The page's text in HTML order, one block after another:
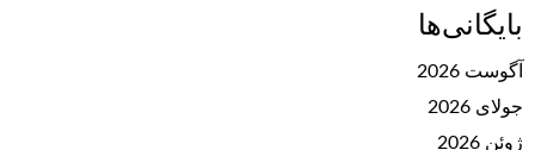
بایگانی‌ها
آگوست 2026
جولای 2026
ژوئن 2026